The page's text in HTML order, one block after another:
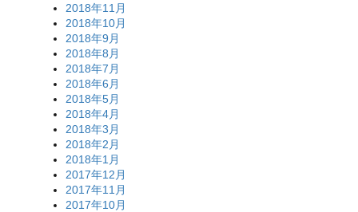
2018年11月
2018年10月
2018年9月
2018年8月
2018年7月
2018年6月
2018年5月
2018年4月
2018年3月
2018年2月
2018年1月
2017年12月
2017年11月
2017年10月